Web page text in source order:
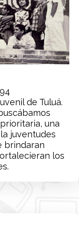
de Tuluá.
una
juventudes
brindaran
los